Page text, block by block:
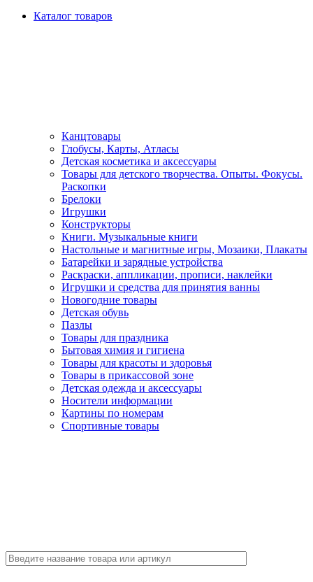
Каталог товаров
Канцтовары
Глобусы, Карты, Атласы
Детская косметика и аксессуары
Товары для детского творчества. Опыты. Фокусы.
Раскопки
Брелоки
Игрушки
Конструкторы
Книги. Музыкальные книги
Настольные и магнитные игры, Мозаики, Плакаты
Батарейки и зарядные устройства
Раскраски, аппликации, прописи, наклейки
Игрушки и средства для принятия ванны
Новогодние товары
Детская обувь
Пазлы
Товары для праздника
Бытовая химия и гигиена
Товары для красоты и здоровья
Товары в прикассовой зоне
Детская одежда и аксессуары
Носители информации
Картины по номерам
Спортивные товары